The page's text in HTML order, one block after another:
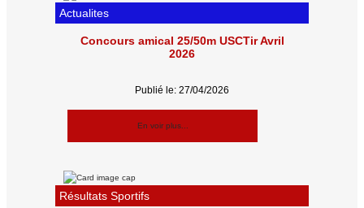
Actualites
Concours amical 25/50m USCTir Avril
2026
Publié le: 27/04/2026
En voir plus...
Résultats Sportifs